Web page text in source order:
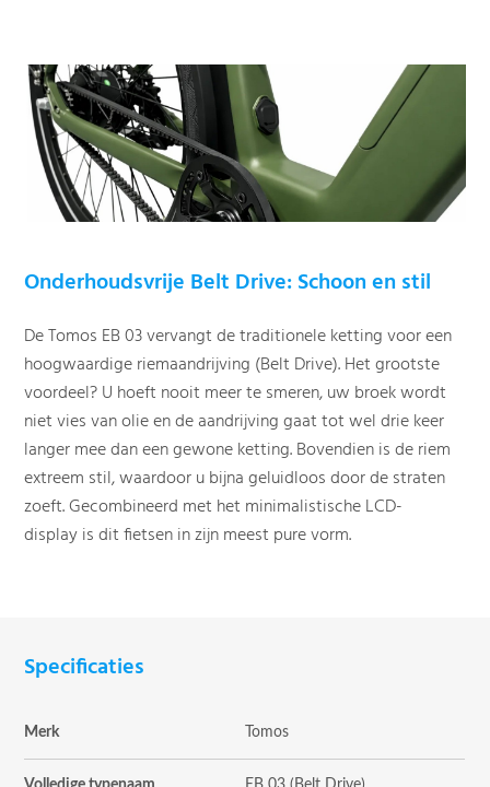
Onderhoudsvrije Belt Drive: Schoon en stil
De Tomos EB 03 vervangt de traditionele ketting voor een
hoogwaardige riemaandrijving (Belt Drive). Het grootste
voordeel? U hoeft nooit meer te smeren, uw broek wordt
niet vies van olie en de aandrijving gaat tot wel drie keer
langer mee dan een gewone ketting. Bovendien is de riem
extreem stil, waardoor u bijna geluidloos door de straten
zoeft. Gecombineerd met het minimalistische LCD-
display is dit fietsen in zijn meest pure vorm.
Specificaties
Merk Tomos